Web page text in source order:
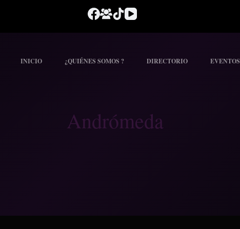
INICIO ¿QUIÉNES SOMOS ? DIRECTORIO EVENTOS
Andrómeda